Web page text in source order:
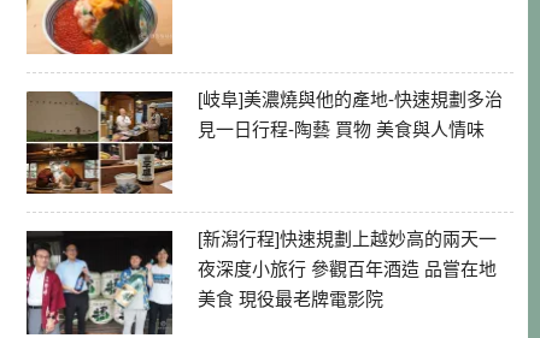
[岐阜]美濃燒與他的產地-快速規劃多治
見一日行程-陶藝 買物 美食與人情味
[新潟行程]快速規劃上越妙高的兩天一
夜深度小旅行 參觀百年酒造 品嘗在地
美食 現役最老牌電影院